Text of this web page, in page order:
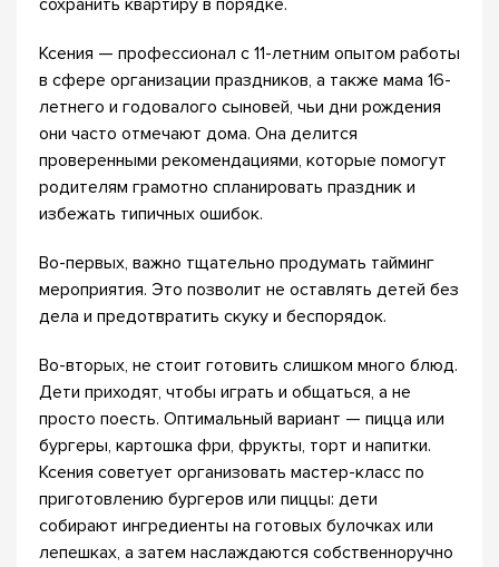
сохранить квартиру в порядке.
Ксения — профессионал с 11-летним опытом работы
в сфере организации праздников, а также мама 16-
летнего и годовалого сыновей, чьи дни рождения
они часто отмечают дома. Она делится
проверенными рекомендациями, которые помогут
родителям грамотно спланировать праздник и
избежать типичных ошибок.
Во-первых, важно тщательно продумать тайминг
мероприятия. Это позволит не оставлять детей без
дела и предотвратить скуку и беспорядок.
Во-вторых, не стоит готовить слишком много блюд.
Дети приходят, чтобы играть и общаться, а не
просто поесть. Оптимальный вариант — пицца или
бургеры, картошка фри, фрукты, торт и напитки.
Ксения советует организовать мастер-класс по
приготовлению бургеров или пиццы: дети
собирают ингредиенты на готовых булочках или
лепешках, а затем наслаждаются собственноручно